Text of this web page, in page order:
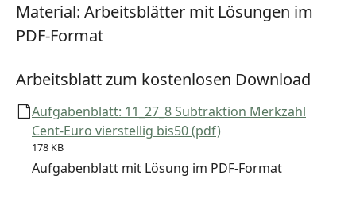
Material: Arbeitsblätter mit Lösungen im
PDF-Format
Arbeitsblatt zum kostenlosen Download
Aufgabenblatt: 11_27_8 Subtraktion Merkzahl
Cent-Euro vierstellig bis50 (pdf)
178 KB
Aufgabenblatt mit Lösung im PDF-Format